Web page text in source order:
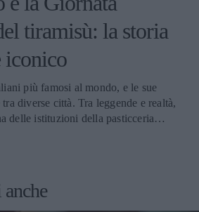
tiramisù: la storia
iconico
più famosi al mondo, e le sue
diverse città. Tra leggende e realtà,
delle istituzioni della pasticceria